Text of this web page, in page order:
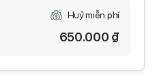
Huỷ miễn phí
650.000 ₫